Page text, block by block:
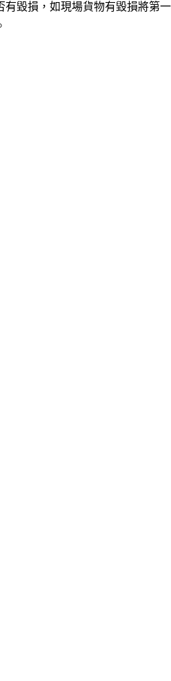
有毀損，如現場貨物有毀損將第一